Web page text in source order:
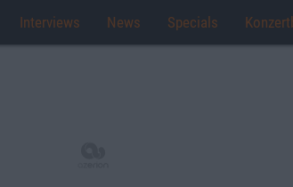
Interviews News Specials